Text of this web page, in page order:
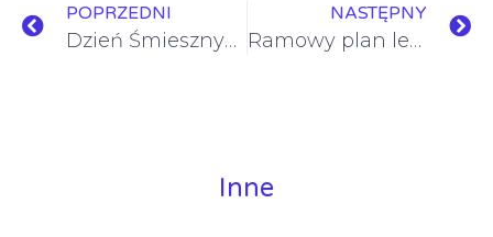
POPRZEDNI
Dzień Śmiesznych Fryzur
NASTĘPNY
Ramowy plan lekcji na rok 2023-2024
Inne